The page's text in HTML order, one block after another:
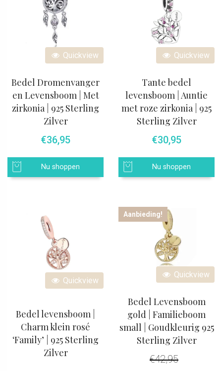
Quickview
Bedel Dromenvanger
en Levensboom | Met
zirkonia | 925 Sterling
Zilver
€36,95
Nu shoppen
Quickview
Tante bedel
levensboom | Auntie
met roze zirkonia | 925
Sterling Zilver
€30,95
Nu shoppen
Quickview
Bedel levensboom |
Charm klein rosé
‘Family’ | 925 Sterling
Zilver
Aanbieding!
Quickview
Bedel Levensboom
gold | Familieboom
small | Goudkleurig 925
Sterling Zilver
€42,95